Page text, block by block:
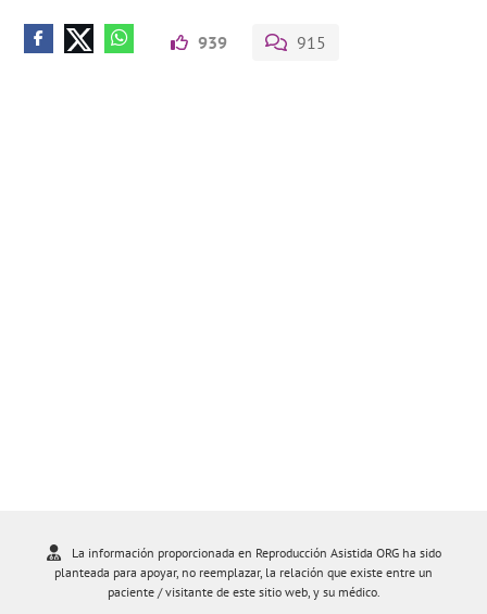
939 915
La información proporcionada en Reproducción Asistida ORG ha sido
planteada para apoyar, no reemplazar, la relación que existe entre un
paciente / visitante de este sitio web, y su médico.